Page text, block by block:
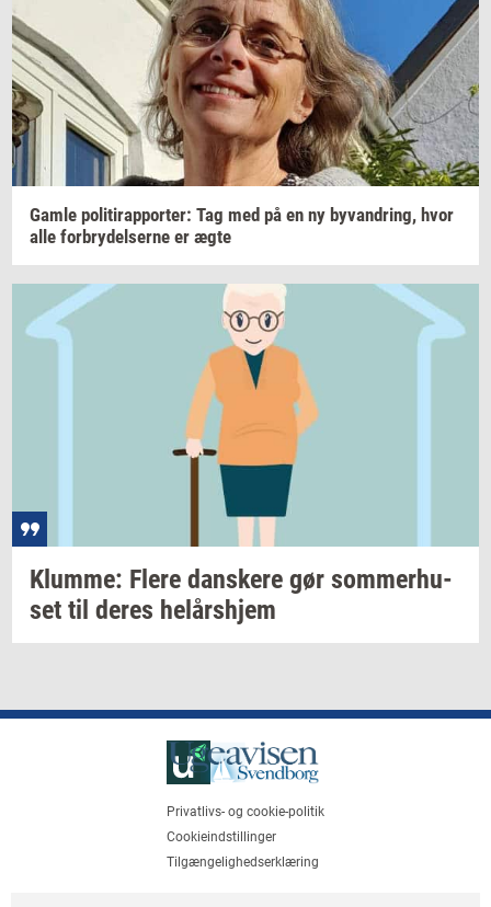
Gamle po­li­tirap­por­ter: Tag med på en ny byvan­dring, hvor
alle for­bry­del­ser­ne er ægte
Klum­me: Flere dan­ske­re gør som­mer­hu­
set til deres helårs­hjem
Privatlivs- og cookie-politik
Cookieindstillinger
Tilgængelighedserklæring